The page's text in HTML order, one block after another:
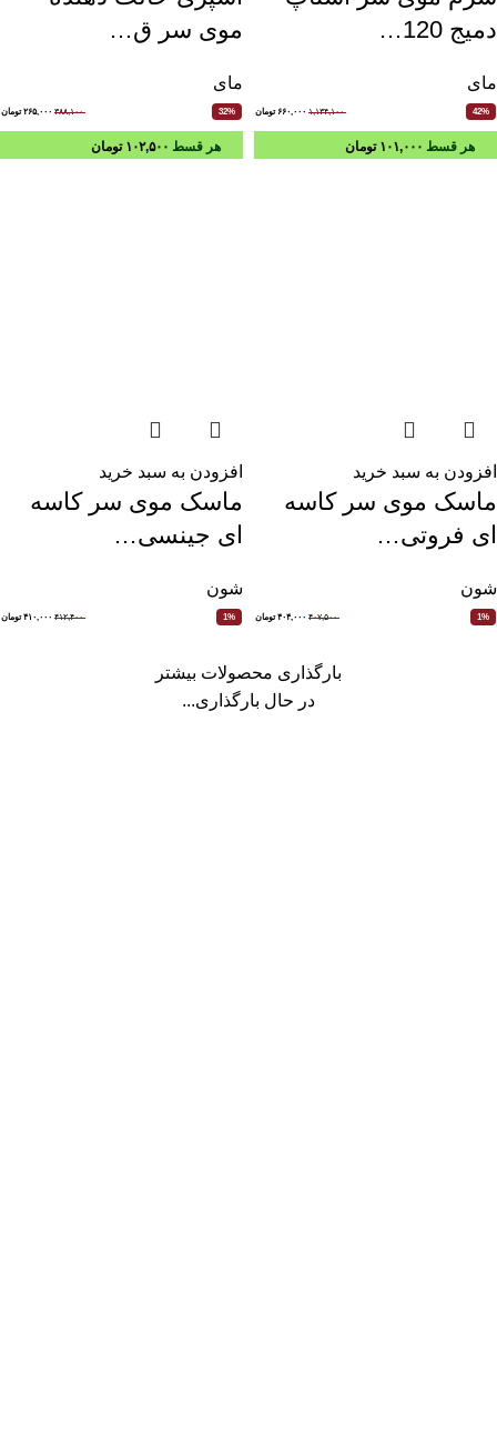
دمیج 120…
مای
42% ۱,۱۳۴,۱۰۰ ۶۶۰,۰۰۰ تومان
موی سر ق…
مای
32% ۳۸۸,۱۰۰ ۲۶۵,۰۰۰ تومان
هر قسط ۱۰۱,۰۰۰ تومان
افزودن به سبد خرید
ماسک موی سر کاسه
ای فروتی…
شون
1% ۴۰۷,۵۰۰ ۴۰۴,۰۰۰ تومان
هر قسط ۱۰۲,۵۰۰ تومان
افزودن به سبد خرید
ماسک موی سر کاسه
ای جینسی…
شون
1% ۴۱۲,۴۰۰ ۴۱۰,۰۰۰ تومان
بارگذاری محصولات بیشتر
در حال بارگذاری...